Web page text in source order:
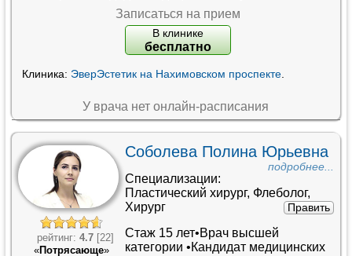
Записаться на прием
В клинике
бесплатно
Клиника: ЭверЭстетик на Нахимовском проспекте.
У врача нет онлайн-расписания
рейтинг: 4.7[22]
«Потрясающе»
Соболева Полина Юрьевна
подробнее...
Специализации:
Пластический хирург, Флеболог,
Хирург
Править
Стаж 15 лет•Врач высшей
категории •Кандидат медицинских